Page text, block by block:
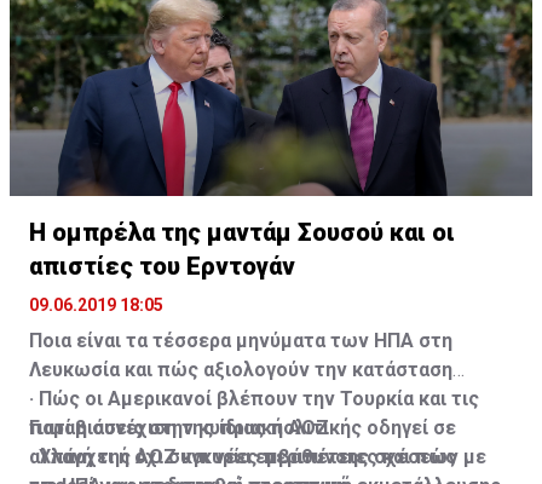
Η ομπρέλα της μαντάμ Σουσού και οι
απιστίες του Ερντογάν
09.06.2019 18:05
Ποια είναι τα τέσσερα μηνύματα των ΗΠΑ στη
Λευκωσία και πώς αξιολογούν την κατάσταση
Γιατί η συνέχιση της ίδιας πολιτικής οδηγεί σε
αλλαγή της ΑΟΖ και νέες περιπέτειες και πώς
· Πώς οι Αμερικανοί βλέπουν την Τουρκία και τις
παραβιάσεις στην κυπριακή ΑΟΖ
· Υπάρχει ή όχι συγκυρία εμβάθυνσης σχέσεων με